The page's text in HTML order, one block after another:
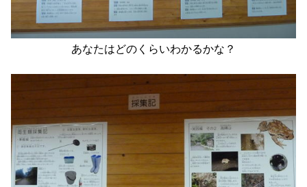
あなたはどのくらいわかるかな？